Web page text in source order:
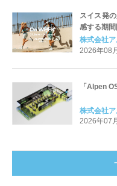
スイス発
感する期
株式会社
2026年08
「Alpen
株式会社
2026年07